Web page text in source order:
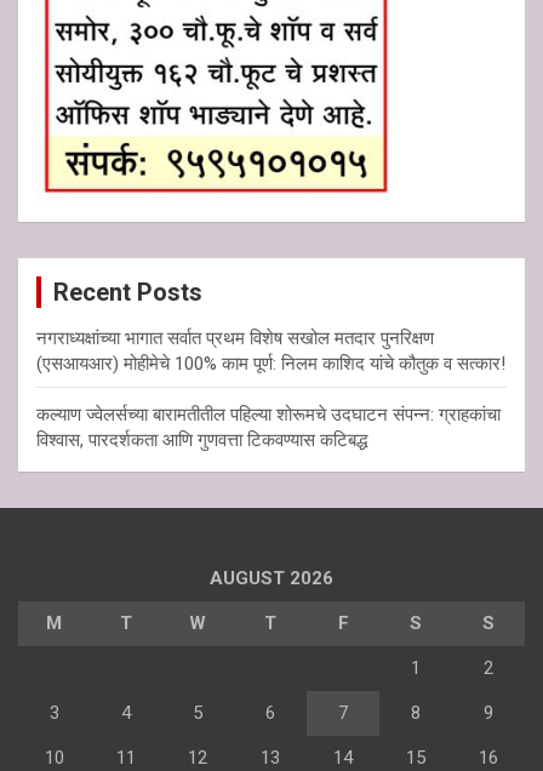
Recent Posts
नगराध्यक्षांच्या भागात सर्वात प्रथम विशेष सखोल मतदार पुनरिक्षण
(एसआयआर) मोहीमेचे 100% काम पूर्ण: निलम काशिद यांचे कौतुक व सत्कार!
कल्याण ज्वेलर्सच्या बारामतीतील पहिल्या शोरूमचे उदघाटन संपन्न: ग्राहकांचा
विश्वास, पारदर्शकता आणि गुणवत्ता टिकवण्यास कटिबद्ध
AUGUST 2026
M T W T F S S
1 2
3 4 5 6 7 8 9
10 11 12 13 14 15 16